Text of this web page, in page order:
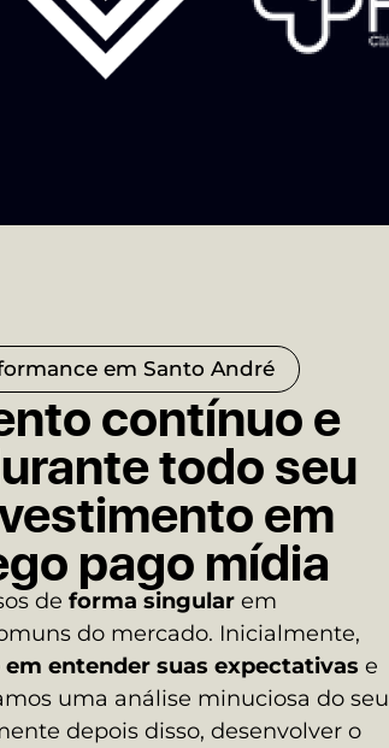
em Santo André
contínuo e
todo seu
em
pago mídia
de forma singular em
do mercado. Inicialmente,
entender suas expectativas e
uma análise minuciosa do seu
depois disso, desenvolver o